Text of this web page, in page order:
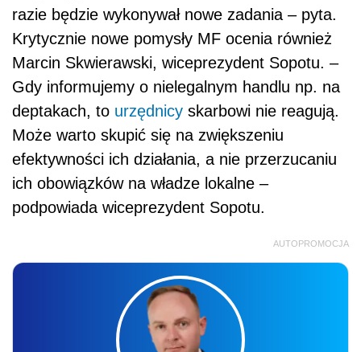
razie będzie wykonywał nowe zadania – pyta.
Krytycznie nowe pomysły MF ocenia również
Marcin Skwierawski, wiceprezydent Sopotu. –
Gdy informujemy o nielegalnym handlu np. na
deptakach, to urzędnicy skarbowi nie reagują.
Może warto skupić się na zwiększeniu
efektywności ich działania, a nie przerzucaniu
ich obowiązków na władze lokalne –
podpowiada wiceprezydent Sopotu.
AUTOPROMOCJA